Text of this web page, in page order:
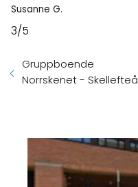
Susanne G.
3/5
Gruppboende
Norrskenet - Skellefteå